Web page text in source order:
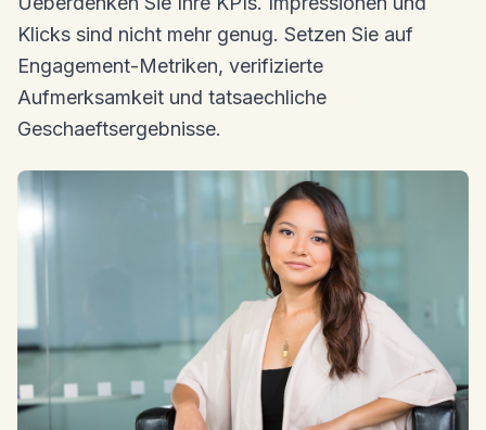
Klicks sind nicht mehr genug. Setzen Sie auf
Engagement-Metriken, verifizierte
Aufmerksamkeit und tatsaechliche
Geschaeftsergebnisse.